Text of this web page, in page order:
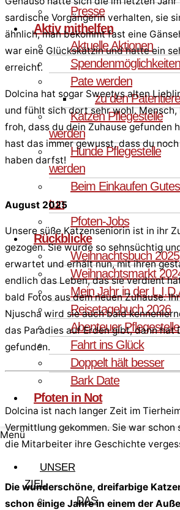
Presse
Aktiv mithelfen
Aktuelle Aktionen
Spendenmöglichkeiten
Pate werden
zu den
Katzen Pflegestelle
werden
Hunde Pflegestelle
werden
Beim Einkaufen Gutes
tun
Pfoten-Jobs
Rückblicke
Weihnachtsbuch 2025
Weihnachtsmarkt
Mein Jahr in der
Reisetagebuch 2026
Abenteuer Pflegestelle
Fahrt ins Glück
Doppelt hält besser
Bark Date
Pfoten in Not
Menü
UNSER
ZIEL
DAS
sardische Vorgängerin verhalten, sie
ähnlich, man bekommt fast eine
war eine Glückskätzin und hatte ein
erreicht.
Dolcina hat sogar Sweetys alten
und fühlt sich dort sehr wohl. Mensch,
froh, dass du dein Zuhause gefunden
hast das immer gewusst, dass du
haben darfst!
August 2025
Unsere süße Katzenseniorin ist in ihr
gezogen. Sie wurde so sehnsüchtig
erwartet und erhält nun, mit ihren
endlich das Leben, das sie verdient
bald Fotos aus dem neuen Zuhause.
Njuscha wird sie auch bald
das Paradies auf Erden gibt, dann hat
gefunden.
Dolcina ist nach langer Zeit im
Vermittlung gekommen. Sie war schon
die Mitarbeiter ihre Geschichte
Die wunderschöne, dreifarbige
schon einige Jahre in einem der